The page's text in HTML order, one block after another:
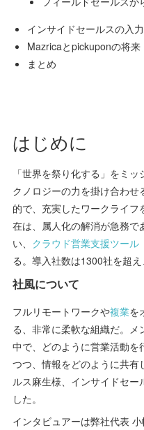
インサイドセールスの入
Mazricaとpickuponの将来
まとめ
はじめに
「世界を祭り化する」をミッ
クノロジーの力を掛け合わ
的で、充実したワークライ
在は、属人化の解消が急務
い、 クラウド営業支援ツール
る。導入社数は1300社を超
社風について
フルリモートワークや複業を
る、非常に柔軟な組織だ。
中で、どのように営業活動
つつ、情報をどのように共
ルス麻生様、インサイドセ
した。
インタビュアーは弊社代表 小